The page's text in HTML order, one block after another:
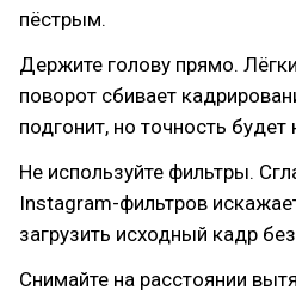
пёстрым.
Держите голову прямо.
поворот сбивает
подгонит, но точность будет
Не используйте фильтры.
Instagram-фильтров
загрузить исходный кадр
Снимайте на расстоянии